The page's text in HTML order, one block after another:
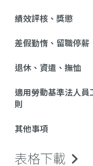
績效評核、獎懲
差假勤惰、留職停薪
退休、資遣、撫恤
適用勞動基準法人員
則
其他事項
表格下載